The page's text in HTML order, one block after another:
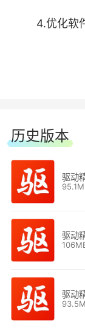
一键体检新
升级让电脑
简洁明了，
3、一键忽
每个用户都
清静的世界!
4、完美驱
标准模式与
观更方便。新
4.优化软
历史版本
驱动
驱动
驱动